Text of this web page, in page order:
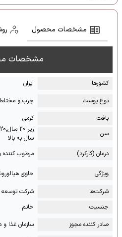
مشخصات محصول
مشخصات
کشور‌ها
ایران
نوع پوست
چرب و
بافت
کرمی
سن
سال به بالا
درمان (کارکرد)
مرطوب کننده
ویژگی
حاوی
شرکت‌ها
شرکت توسعه
جنسیت
خانم
صادر کننده مجوز
سازمان غذا و